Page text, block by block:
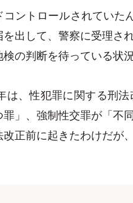
コントロールされてい
出して、警察に受理さ
の判断を待っている状
は、性犯罪に関する刑
」、強制性交罪が「不
正前に起きたわけだが